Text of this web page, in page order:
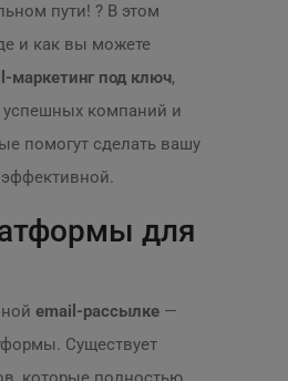
пути! ? В этом
и как вы можете
маркетинг под ключ,
компаний и
помогут сделать вашу
для
email-рассылке —
Существует